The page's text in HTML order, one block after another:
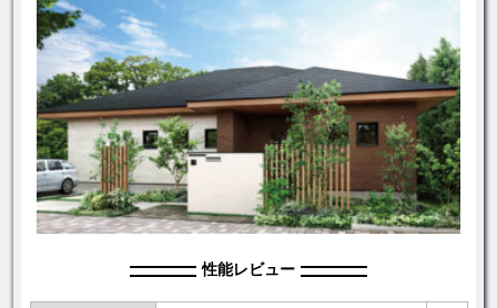
性能レビュー